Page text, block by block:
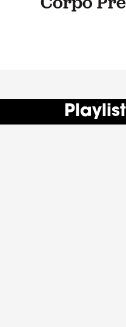
Playlist